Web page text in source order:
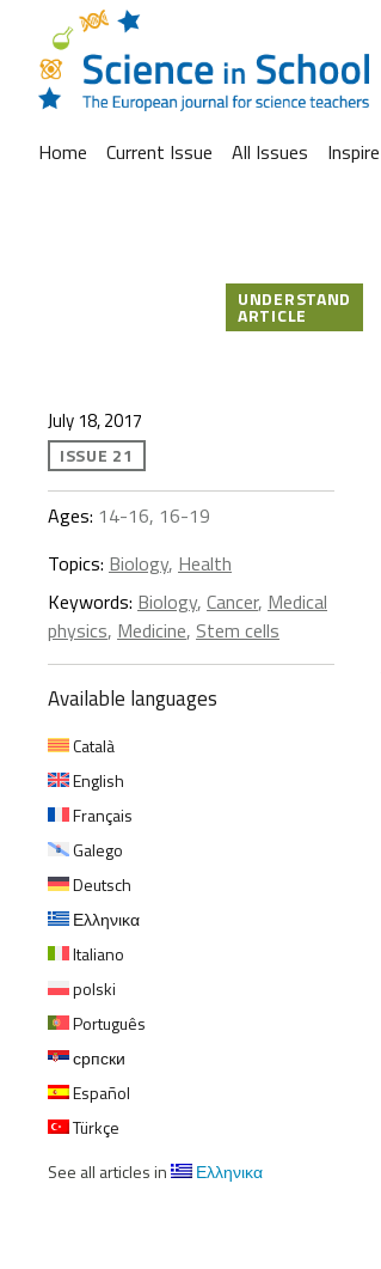
Home Current Issue All Issues Inspire
UNDERSTAND
ARTICLE
July 18, 2017
ISSUE 21
Ages: 14-16, 16-19
Topics: Biology, Health
Keywords: Biology, Cancer, Medical
physics, Medicine, Stem cells
Available languages
Català
English
Français
Galego
Deutsch
Ελληνικα
Italiano
polski
Português
српски
Español
Türkçe
See all articles in
Ελληνικα